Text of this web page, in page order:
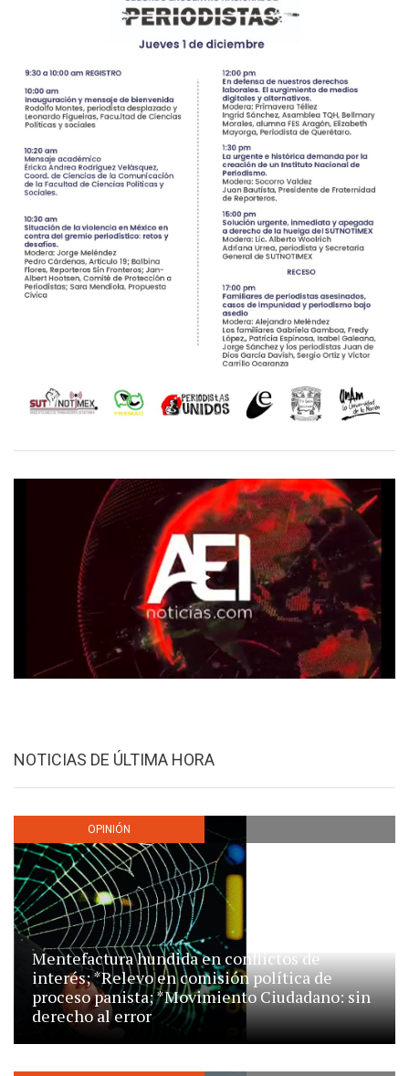
NOTICIAS DE ÚLTIMA HORA
OPINIÓN
Mentefactura hundida en conflictos de
interés; *Relevo en comisión política de
proceso panista; *Movimiento Ciudadano: sin
derecho al error